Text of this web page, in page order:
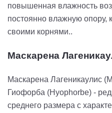
повышенная влажность
постоянно влажную опору,
своими корнями..
Маскарена
Маскарена Лагеникаулис
Гиофорба (Hyophorbe) -
среднего размера с